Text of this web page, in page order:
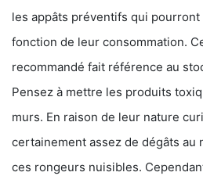
les appâts préventifs qui
fonction de leur consommation.
recommandé fait référence au
Pensez à mettre les produits
murs. En raison de leur nature
certainement assez de dégâts au
ces rongeurs nuisibles.